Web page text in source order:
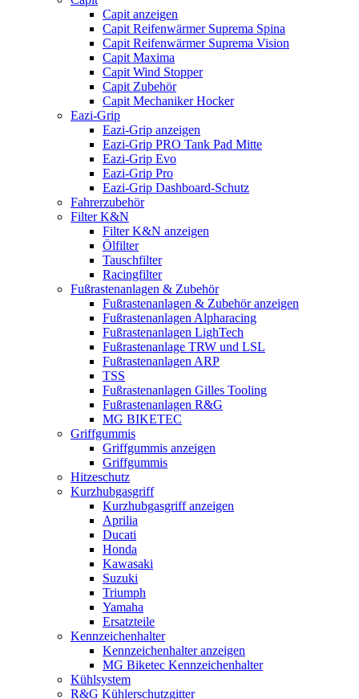
Capit anzeigen
Capit Reifenwärmer Suprema Spina
Capit Reifenwärmer Suprema Vision
Capit Maxima
Capit Wind Stopper
Capit Zubehör
Capit Mechaniker Hocker
Eazi-Grip
Eazi-Grip anzeigen
Eazi-Grip PRO Tank Pad Mitte
Eazi-Grip Evo
Eazi-Grip Pro
Eazi-Grip Dashboard-Schutz
Fahrerzubehör
Filter K&N
Filter K&N anzeigen
Ölfilter
Tauschfilter
Racingfilter
Fußrastenanlagen & Zubehör
Fußrastenanlagen & Zubehör anzeigen
Fußrastenanlagen Alpharacing
Fußrastenanlagen LighTech
Fußrastenanlage TRW und LSL
Fußrastenanlagen ARP
TSS
Fußrastenanlagen Gilles Tooling
Fußrastenanlagen R&G
MG BIKETEC
Griffgummis
Griffgummis anzeigen
Griffgummis
Hitzeschutz
Kurzhubgasgriff
Kurzhubgasgriff anzeigen
Aprilia
Ducati
Honda
Kawasaki
Suzuki
Triumph
Yamaha
Ersatzteile
Kennzeichenhalter
Kennzeichenhalter anzeigen
MG Biketec Kennzeichenhalter
Kühlsystem
R&G Kühlerschutzgitter